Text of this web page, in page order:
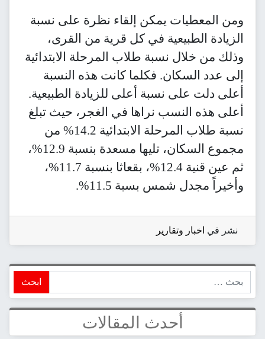
يمكن إلقاء نظرة على نسبة
في كل قرية من القرى،
طلاب المرحلة الابتدائية
فكلما كانت هذه النسبة
أعلى للزيادة الطبيعية.
نراها في الغجر، حيث تبلغ
نسبة طلاب المرحلة الابتدائية 14.2% من
مجموع السكان، تليها مسعدة بنسبة 12.9%،
ثم عين قنية 12.4%، بقعاثا بنسبة 11.7%،
بسبة 11.5%.
المقالات